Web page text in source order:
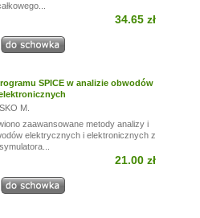
34.65 zł
SPICE w analizie obwodów
M.
zaawansowane metody analizy i
elektrycznych i elektronicznych z
21.00 zł